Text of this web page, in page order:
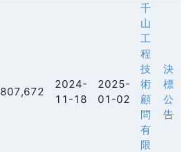
807,672
2024-
11-18
2025-
01-02
千
山
工
程
技
術
顧
問
有
限
決
標
公
告